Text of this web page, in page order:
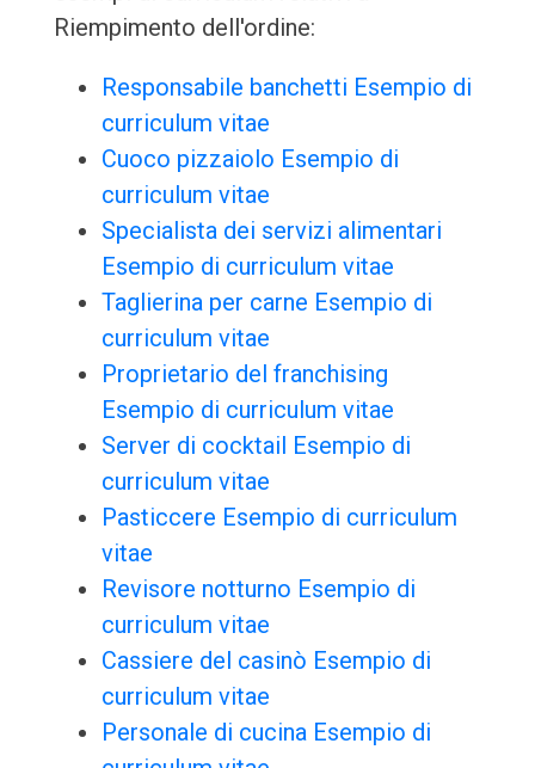
Riempimento dell'ordine:
Responsabile banchetti Esempio di
curriculum vitae
Cuoco pizzaiolo Esempio di
curriculum vitae
Specialista dei servizi alimentari
Esempio di curriculum vitae
Taglierina per carne Esempio di
curriculum vitae
Proprietario del franchising
Esempio di curriculum vitae
Server di cocktail Esempio di
curriculum vitae
Pasticcere Esempio di curriculum
vitae
Revisore notturno Esempio di
curriculum vitae
Cassiere del casinò Esempio di
curriculum vitae
Personale di cucina Esempio di